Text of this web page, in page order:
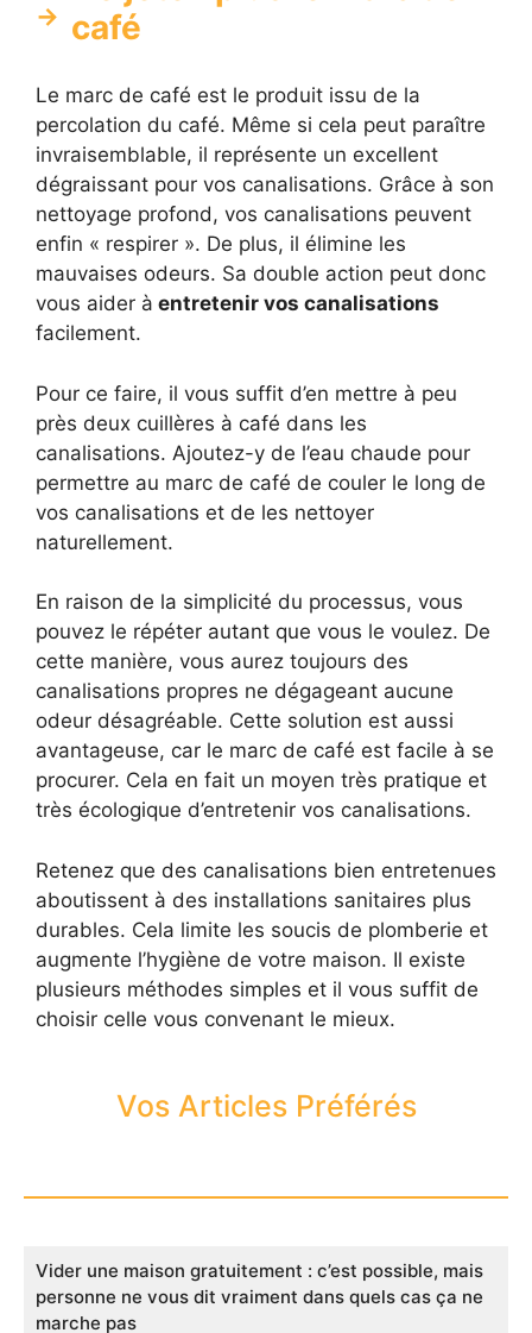
café
Le marc de café est le produit issu de la
percolation du café. Même si cela peut paraître
invraisemblable, il représente un excellent
dégraissant pour vos canalisations. Grâce à son
nettoyage profond, vos canalisations peuvent
enfin « respirer ». De plus, il élimine les
mauvaises odeurs. Sa double action peut donc
vous aider à entretenir vos canalisations
facilement.
Pour ce faire, il vous suffit d’en mettre à peu
près deux cuillères à café dans les
canalisations. Ajoutez-y de l’eau chaude pour
permettre au marc de café de couler le long de
vos canalisations et de les nettoyer
naturellement.
En raison de la simplicité du processus, vous
pouvez le répéter autant que vous le voulez. De
cette manière, vous aurez toujours des
canalisations propres ne dégageant aucune
odeur désagréable. Cette solution est aussi
avantageuse, car le marc de café est facile à se
procurer. Cela en fait un moyen très pratique et
très écologique d’entretenir vos canalisations.
Retenez que des canalisations bien entretenues
aboutissent à des installations sanitaires plus
durables. Cela limite les soucis de plomberie et
augmente l’hygiène de votre maison. Il existe
plusieurs méthodes simples et il vous suffit de
choisir celle vous convenant le mieux.
Vos Articles Préférés
Vider une maison gratuitement : c’est possible, mais
personne ne vous dit vraiment dans quels cas ça ne
marche pas